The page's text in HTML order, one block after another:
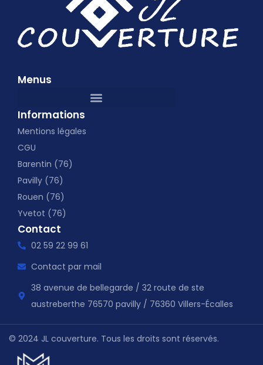
Menus
Informations
Mentions légales
CGU
Barentin (76)
Pavilly (76)
Rouen (76)
Yvetot (76)
Contact
02 59 22 99 61
Contact par mail
38 avenue de bellegarde / 32 route de ste
austreberthe 76570 pavilly / 76360 Villers-Écalles
© 2024 JL couverture. Tous les droits sont réservés.